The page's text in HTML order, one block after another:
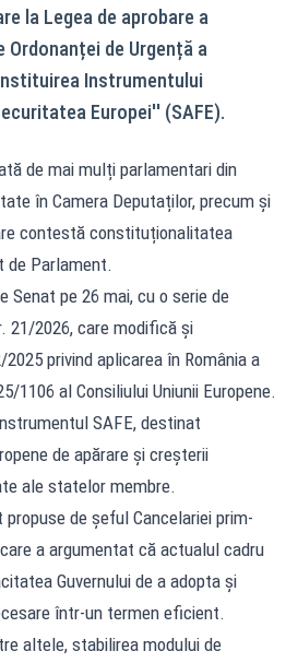
la Legea de aprobare a
de Urgență a
Instrumentului
Europei'' (SAFE).
de mai mulți parlamentari din
în Camera Deputaților, precum și
contestă constituționalitatea
de Parlament.
Senat pe 26 mai, cu o serie de
21/2026, care modifică și
privind aplicarea în România a
1106 al Consiliului Uniunii Europene.
SAFE, destinat
de apărare și creșterii
ale statelor membre.
de șeful Cancelariei prim-
a argumentat că actualul cadru
Guvernului de a adopta și
într-un termen eficient.
altele, stabilirea modului de